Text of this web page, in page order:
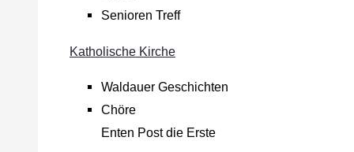
Senioren Treff
Katholische Kirche
Waldauer Geschichten
Chöre
Enten Post die Erste